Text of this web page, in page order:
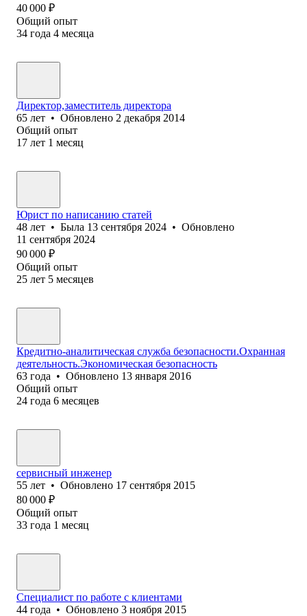
40 000 ₽
Общий опыт
34 года 4 месяца
Директор,заместитель директора
65 лет • Обновлено 2 декабря 2014
Общий опыт
17 лет 1 месяц
Юрист по написанию статей
48 лет • Была 13 сентября 2024 • Обновлено
11 сентября 2024
90 000 ₽
Общий опыт
25 лет 5 месяцев
Кредитно-аналитическая служба безопасности.Охранная
деятельность.Экономическая безопасность
63 года • Обновлено 13 января 2016
Общий опыт
24 года 6 месяцев
сервисный инженер
55 лет • Обновлено 17 сентября 2015
80 000 ₽
Общий опыт
33 года 1 месяц
Специалист по работе с клиентами
44 года • Обновлено 3 ноября 2015